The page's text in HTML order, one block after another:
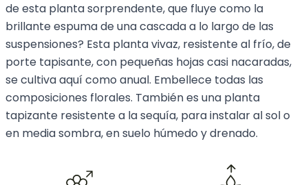
de esta planta sorprendente, que fluye como la
brillante espuma de una cascada a lo largo de las
suspensiones? Esta planta vivaz, resistente al frío, de
porte tapisante, con pequeñas hojas casi nacaradas,
se cultiva aquí como anual. Embellece todas las
composiciones florales. También es una planta
tapizante resistente a la sequía, para instalar al sol o
en media sombra, en suelo húmedo y drenado.